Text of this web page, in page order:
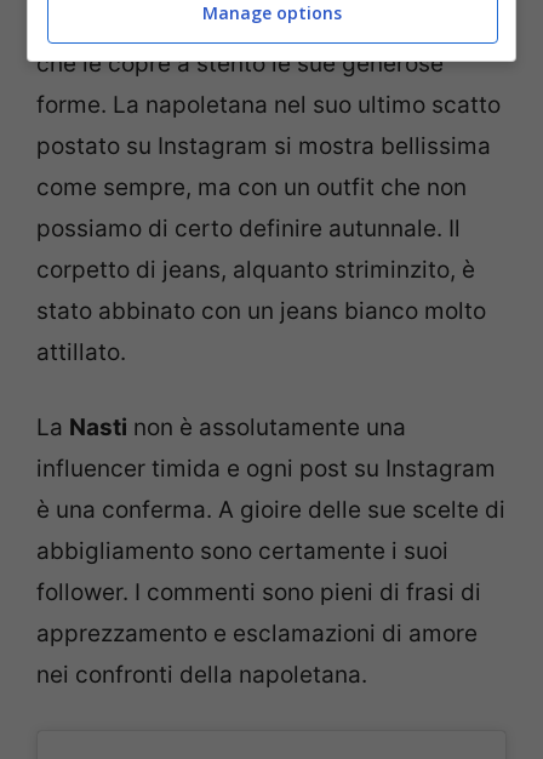
invece, indossa un corpetto senza spalline
che le copre a stento le sue generose
forme. La napoletana nel suo ultimo scatto
postato su Instagram si mostra bellissima
come sempre, ma con un outfit che non
possiamo di certo definire autunnale. Il
corpetto di jeans, alquanto striminzito, è
stato abbinato con un jeans bianco molto
attillato.
La Nasti non è assolutamente una
influencer timida e ogni post su Instagram
è una conferma. A gioire delle sue scelte di
abbigliamento sono certamente i suoi
follower. I commenti sono pieni di frasi di
apprezzamento e esclamazioni di amore
nei confronti della napoletana.
Manage options